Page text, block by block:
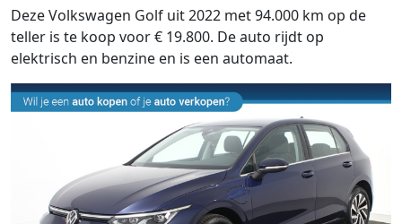
Deze Volkswagen Golf uit 2022 met 94.000 km op de
teller is te koop voor € 19.800. De auto rijdt op
elektrisch en benzine en is een automaat.